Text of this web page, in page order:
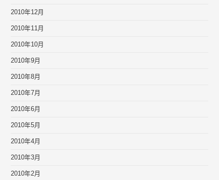
2010年12月
2010年11月
2010年10月
2010年9月
2010年8月
2010年7月
2010年6月
2010年5月
2010年4月
2010年3月
2010年2月